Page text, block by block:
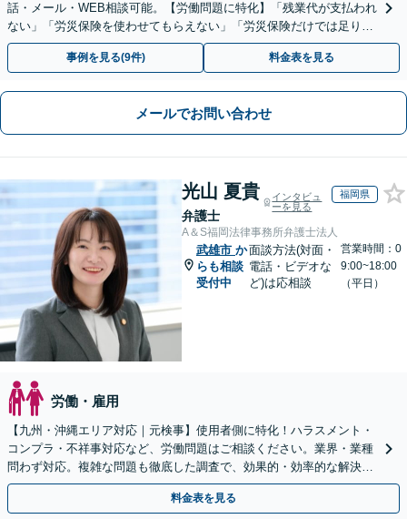
話・メール・WEB相談可能。【労働問題に特化】「残業代が支払われ
ない」「労災保険を使わせてもらえない」「労災保険だけでは足りな
い。損害賠償請求したい」など労働問題はお任せを。
事例を見る(9件) 料金表を見る
メールでお問い合わせ
光山 夏貴
弁護士
インタビュ
ーを見る
福岡県
A＆S福岡法律事務所弁護士法人
武雄市 か
らも相談
受付中
面談方法(対面・
電話・ビデオな
ど)は応相談
営業時間：0
9:00~18:00
（平日）
労働・雇用
【九州・沖縄エリア対応｜元検事】使用者側に特化！ハラスメント・
コンプラ・不祥事対応など、労働問題はご相談ください。業界・業種
問わず対応。複雑な問題も徹底した調査で、効果的・効率的な解決を
目指します。セカンドオピニオン可【休日・夜間相談可】
料金表を見る